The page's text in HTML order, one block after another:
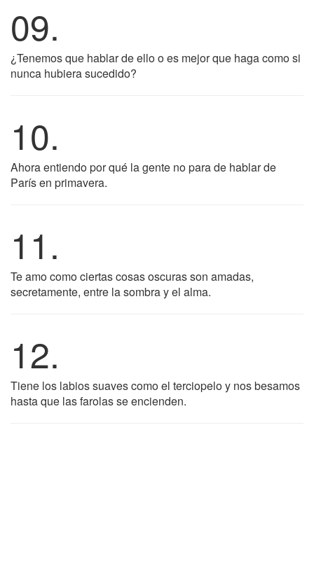
09.
¿Tenemos que hablar de ello o es mejor que haga como si
nunca hubiera sucedido?
10.
Ahora entiendo por qué la gente no para de hablar de
París en primavera.
11.
Te amo como ciertas cosas oscuras son amadas,
secretamente, entre la sombra y el alma.
12.
Tiene los labios suaves como el terciopelo y nos besamos
hasta que las farolas se encienden.